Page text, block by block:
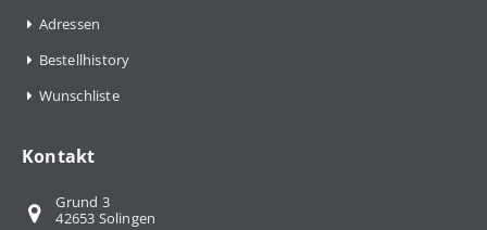
Adressen
Bestellhistory
Wunschliste
Kontakt
Grund 3
42653 Solingen